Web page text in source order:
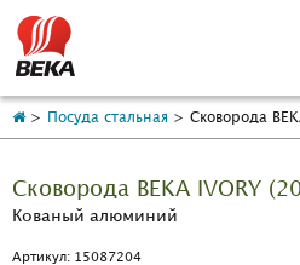
Посуда стальная Сковорода
Сковорода BEKA IVORY
Кованый алюминий
Артикул: 15087204